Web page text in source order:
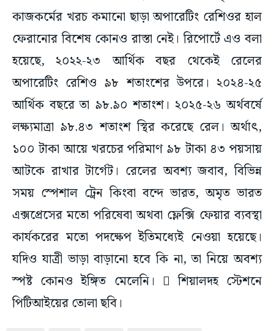
কাজকর্মের খরচ কমানো ছাড়া অপারেটিং রেশিওর হাল
ফেরানোর বিশেষ কোনও রাস্তা নেই। রিপোর্টে এও বলা
হয়েছে, ২০২২-২৩ আর্থিক বছর থেকেই রেলের
অপারেটিং রেশিও ৯৮ শতাংশের উপরে। ২০২৪-২৫
আর্থিক বছরে তা ৯৮.৯০ শতাংশ। ২০২৫-২৬ অর্থবর্ষে
লক্ষ্যমাত্রা ৯৮.৪৩ শতাংশ স্থির করেছে রেল। অর্থাৎ,
১০০ টাকা আয়ে খরচের পরিমাণ ৯৮ টাকা ৪৩ পয়সায়
আটকে রাখার টার্গেট। রেলের অবশ্য জবাব, বিভিন্ন
সময় স্পেশাল ট্রেন কিংবা বন্দে ভারত, অমৃত ভারত
এক্সপ্রেসের মতো পরিষেবা অথবা ফ্লেক্সি ফেয়ার ব্যবস্থা
কার্যকরের মতো পদক্ষেপ ইতিমধ্যেই নেওয়া হয়েছে।
যদিও যাত্রী ভাড়া বাড়ানো হবে কি না, তা নিয়ে অবশ্য
স্পষ্ট কোনও ইঙ্গিত মেলেনি।  শিয়ালদহ স্টেশনে
পিটিআইয়ের তোলা ছবি।